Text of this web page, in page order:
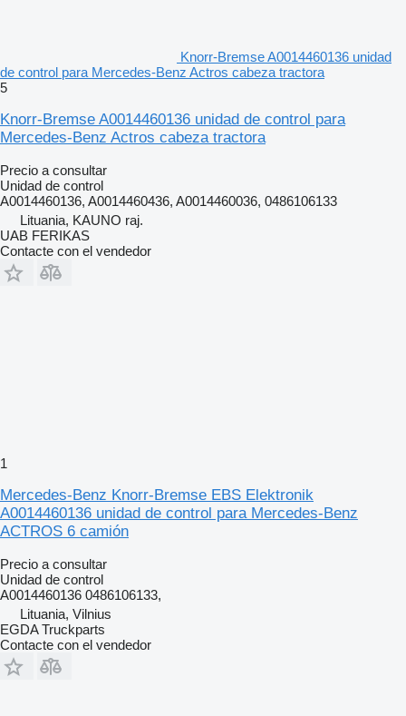
Knorr-Bremse A0014460136 unidad
de control para Mercedes-Benz Actros cabeza tractora
5
Knorr-Bremse A0014460136 unidad de control para
Mercedes-Benz Actros cabeza tractora
Precio a consultar
Unidad de control
A0014460136, A0014460436, A0014460036, 0486106133
Lituania, KAUNO raj.
UAB FERIKAS
Contacte con el vendedor
1
Mercedes-Benz Knorr-Bremse EBS Elektronik
A0014460136 unidad de control para Mercedes-Benz
ACTROS 6 camión
Precio a consultar
Unidad de control
A0014460136 0486106133,
Lituania, Vilnius
EGDA Truckparts
Contacte con el vendedor